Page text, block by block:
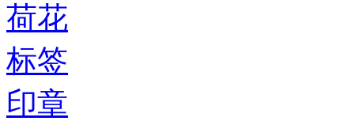
荷花
标签
印章